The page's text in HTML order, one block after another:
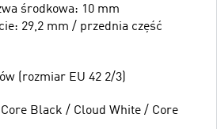
środkowa: 10 mm
29,2 mm / przednia część
(rozmiar EU 42 2/3)
Black / Cloud White / Core